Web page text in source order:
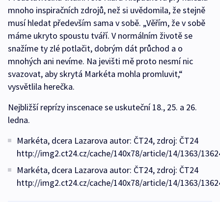
mnoho inspiračních zdrojů, než si uvědomila, že stejně
musí hledat především sama v sobě. „Věřím, že v sobě
máme ukryto spoustu tváří. V normálním životě se
snažíme ty zlé potlačit, dobrým dát průchod a o
mnohých ani nevíme. Na jevišti mě proto nesmí nic
svazovat, aby skrytá Markéta mohla promluvit,“
vysvětlila herečka.
Nejbližší reprízy inscenace se uskuteční 18., 25. a 26.
ledna.
Markéta, dcera Lazarova autor: ČT24, zdroj: ČT24
http://img2.ct24.cz/cache/140x78/article/14/1363/
Markéta, dcera Lazarova autor: ČT24, zdroj: ČT24
http://img2.ct24.cz/cache/140x78/article/14/1363/